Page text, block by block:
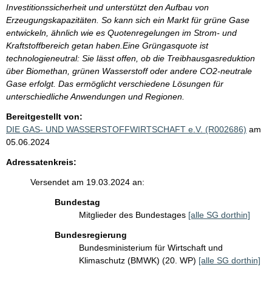
Investitionssicherheit und unterstützt den Aufbau von
Erzeugungskapazitäten. So kann sich ein Markt für grüne Gase
entwickeln, ähnlich wie es Quotenregelungen im Strom- und
Kraftstoffbereich getan haben.Eine Grüngasquote ist
technologieneutral: Sie lässt offen, ob die Treibhausgasreduktion
über Biomethan, grünen Wasserstoff oder andere CO2-neutrale
Gase erfolgt. Das ermöglicht verschiedene Lösungen für
unterschiedliche Anwendungen und Regionen.
Bereitgestellt von:
DIE GAS- UND WASSERSTOFFWIRTSCHAFT e.V. (R002686) am
05.06.2024
Adressatenkreis:
Versendet am 19.03.2024 an:
Bundestag
Mitglieder des Bundestages [alle SG dorthin]
Bundesregierung
Bundesministerium für Wirtschaft und
Klimaschutz (BMWK) (20. WP) [alle SG dorthin]